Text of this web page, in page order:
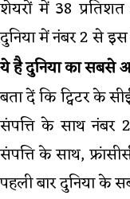
शेयरों में 38
दुनिया में नंबर 2 से
ये है दुनिया का सबसे
बता दें कि ट्विटर के
संपत्ति के साथ नंबर
संपत्ति के साथ,
पहली बार दुनिया के